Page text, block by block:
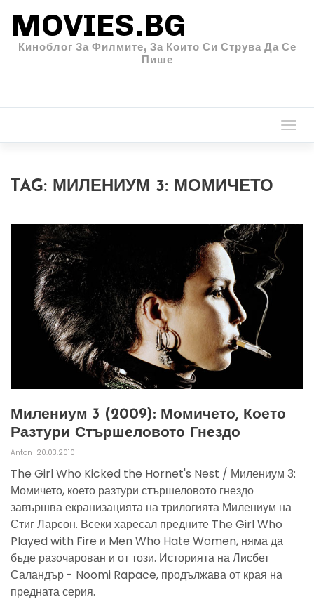
MOVIES.BG
Киноблог За Филмите, За Които Си Струва Да Се
Пише
TAG: МИЛЕНИУМ 3: МОМИЧЕТО
Милениум 3 (2009): Момичето, Което
Разтури Стършеловото Гнездо
Anton 20.03.2010
The Girl Who Kicked the Hornet's Nest / Милениум 3:
Момичето, което разтури стършеловото гнездо
завършва екранизацията на трилогията Милениум на
Стиг Ларсон. Всеки харесал предните The Girl Who
Played with Fire и Men Who Hate Women, няма да
бъде разочарован и от този. Историята на Лисбет
Саландър - Noomi Rapace, продължава от края на
предната серия.